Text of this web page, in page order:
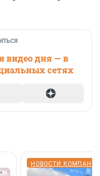
видео дня — в
сетях
НОВОСТИ